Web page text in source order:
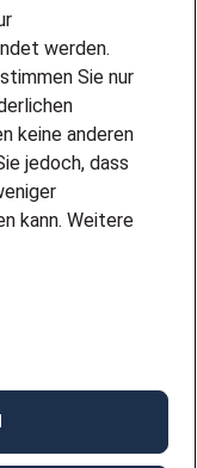
werden.
Sie nur
keine anderen
jedoch, dass
kann. Weitere